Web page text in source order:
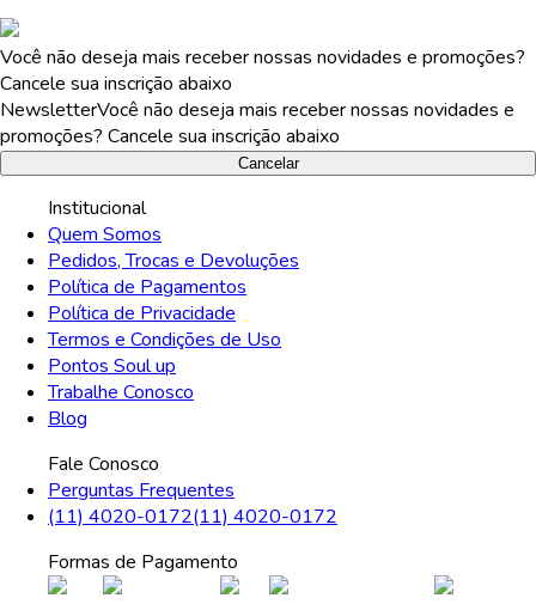
Você não deseja mais receber nossas novidades e promoções?
Cancele sua inscrição abaixo
NewsletterVocê não deseja mais receber nossas novidades e
promoções? Cancele sua inscrição abaixo
Cancelar
Institucional
Quem Somos
Pedidos, Trocas e Devoluções
Política de Pagamentos
Política de Privacidade
Termos e Condições de Uso
Pontos Soul up
Trabalhe Conosco
Blog
Fale Conosco
Perguntas Frequentes
(11) 4020-0172(11) 4020-0172
Formas de Pagamento